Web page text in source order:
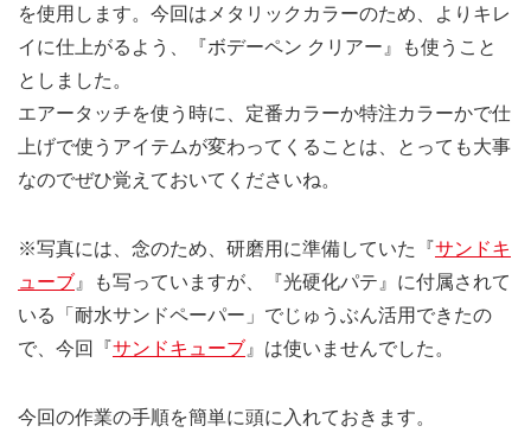
を使用します。今回はメタリックカラーのため、よりキレ
イに仕上がるよう、『ボデーペン クリアー』も使うこと
としました。
エアータッチを使う時に、定番カラーか特注カラーかで仕
上げで使うアイテムが変わってくることは、とっても大事
なのでぜひ覚えておいてくださいね。
※写真には、念のため、研磨用に準備していた『サンドキ
ューブ 』も写っていますが、『光硬化パテ』に付属されて
いる「耐水サンドペーパー」でじゅうぶん活用できたの
で、今回『サンドキューブ 』は使いませんでした。
今回の作業の手順を簡単に頭に入れておきます。